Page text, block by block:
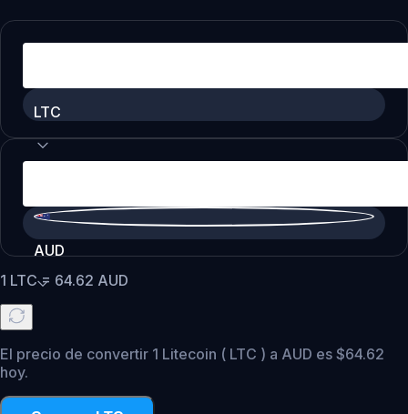
LTC
AUD
1 LTC= 64.62 AUD
El precio de convertir 1 Litecoin ( LTC ) a AUD es $64.62
hoy.